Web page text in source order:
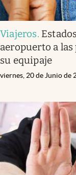
Viajeros.
aeropuerto a
su equipaje
viernes, 20 de Junio de